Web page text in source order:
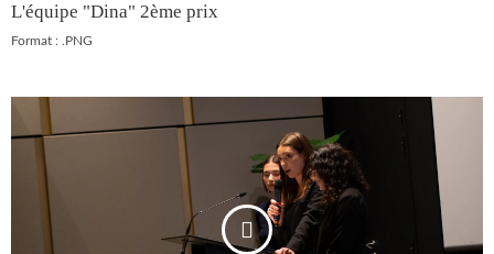
L'équipe "Dina" 2ème prix
Format : .PNG